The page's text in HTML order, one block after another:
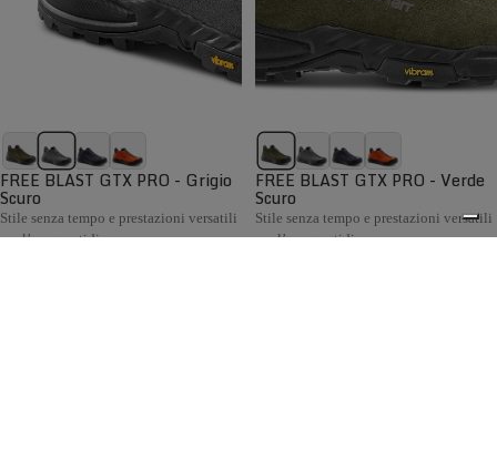
FREE BLAST GTX PRO - Grigio
Scuro
Stile senza tempo e prestazioni versatili
per l’uso quotidiano
FREE BLAST GTX PRO - Verde
Scuro
Stile senza tempo e prestazioni versatili
per l’uso quotidiano